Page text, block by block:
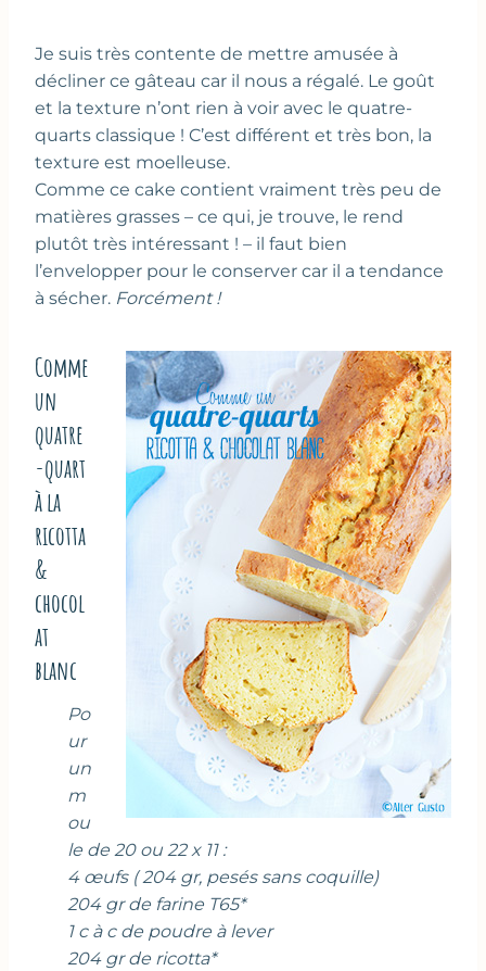
Je suis très contente de mettre amusée à
décliner ce gâteau car il nous a régalé. Le goût
et la texture n’ont rien à voir avec le quatre-
quarts classique ! C’est différent et très bon, la
texture est moelleuse.
Comme ce cake contient vraiment très peu de
matières grasses – ce qui, je trouve, le rend
plutôt très intéressant ! – il faut bien
l’envelopper pour le conserver car il a tendance
à sécher. Forcément !
Comme
un
quatre
-quart
à la
ricotta
&
chocol
at
blanc
Po
ur
un
m
ou
le de 20 ou 22 x 11 :
4 œufs ( 204 gr, pesés sans coquille)
204 gr de farine T65*
1 c à c de poudre à lever
204 gr de ricotta*